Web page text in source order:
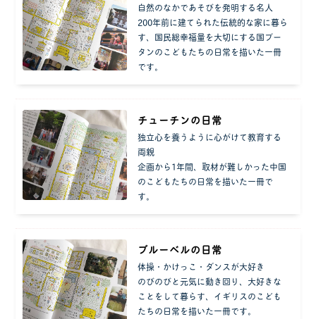
自然のなかであそびを発明する名人
200年前に建てられた伝統的な家に暮ら
す、国民総幸福量を大切にする国ブー
タンのこどもたちの日常を描いた一冊
です。
チューチンの日常
独立心を養うように心がけて教育する
両親
企画から1年間、取材が難しかった中国
のこどもたちの日常を描いた一冊で
す。
ブルーベルの日常
体操・かけっこ・ダンスが大好き
のびのびと元気に動き回り、大好きな
ことをして暮らす、イギリスのこども
たちの日常を描いた一冊です。